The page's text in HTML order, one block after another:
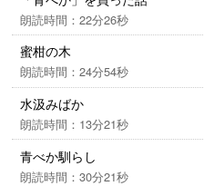
ままの形で配信いたします。
朗読時間：22分26秒
蜜柑の木
朗読時間：24分54秒
水汲みばか
朗読時間：13分21秒
青べか馴らし
朗読時間：30分21秒